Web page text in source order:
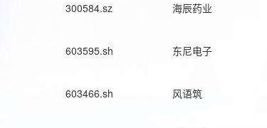
300584.sz 海辰药业
603595.sh 东尼电子
603466.sh 风语筑